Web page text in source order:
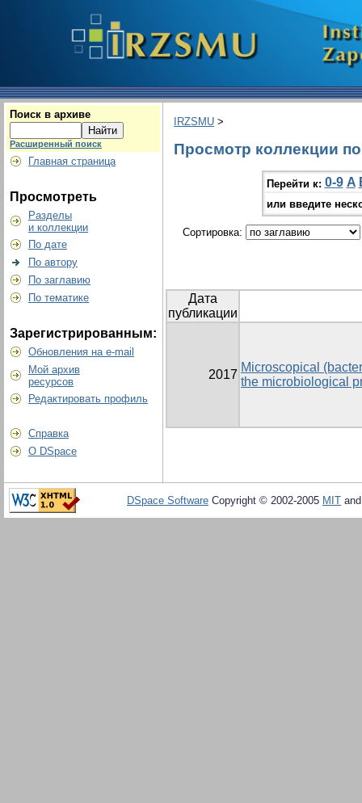
Поиск в архиве
Расширенный поиск
Главная страница
Просмотреть
Разделы
и коллекции
По дате
По автору
По заглавию
По тематике
Зарегистрированным:
Обновления на e-mail
Мой архив
ресурсов
Редактировать профиль
Справка
О DSpace
IRZSMU >
Просмотр коллекции
Перейти к: 0-9 A
или введите
Сортировка:
Дата
публикации
2017
Microscopical
the microbiological
DSpace Software Copyright © 2002-2005 MIT